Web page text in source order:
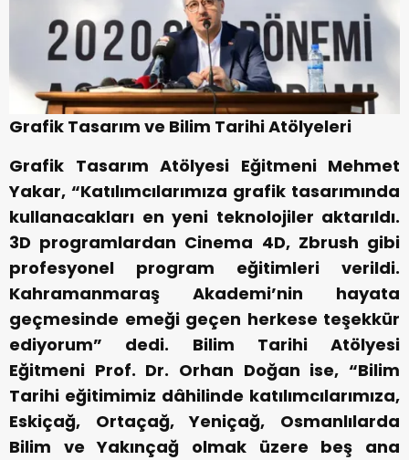
Grafik Tasarım ve Bilim Tarihi Atölyeleri
Grafik Tasarım Atölyesi Eğitmeni Mehmet
Yakar, “Katılımcılarımıza grafik tasarımında
kullanacakları en yeni teknolojiler aktarıldı.
3D programlardan Cinema 4D, Zbrush gibi
profesyonel program eğitimleri verildi.
Kahramanmaraş Akademi’nin hayata
geçmesinde emeği geçen herkese teşekkür
ediyorum” dedi. Bilim Tarihi Atölyesi
Eğitmeni Prof. Dr. Orhan Doğan ise, “Bilim
Tarihi eğitimimiz dâhilinde katılımcılarımıza,
Eskiçağ, Ortaçağ, Yeniçağ, Osmanlılarda
Bilim ve Yakınçağ olmak üzere beş ana